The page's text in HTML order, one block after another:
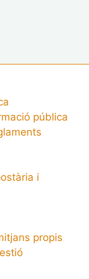
pública
i
propis